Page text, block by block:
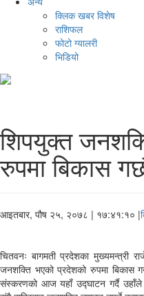
क्लिक खबर विशेष
राशिफल
फोटो ग्यालरी
भिडियो
शिपयुक्त
रुपमा बिकास
आइतबार, पौष २५, २०७८ | १७:४१:१० |
चितवनः बागमती प्रदेशका मुख्यमन्त्री
जनशक्ति भएको प्रदेशको रुपमा बिकास
संस्करणको आज यहाँ उद्घाटन गर्दै